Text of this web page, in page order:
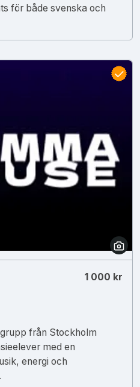
för både svenska och
1 000 kr
från Stockholm
med en
energi och